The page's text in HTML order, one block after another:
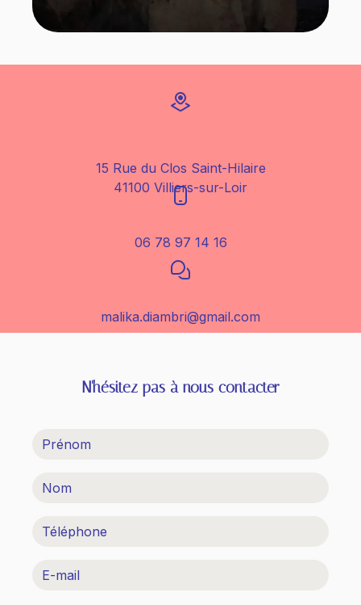
15 Rue du Clos Saint-Hilaire
41100 Villiers-sur-Loir
06 78 97 14 16
malika.diambri@gmail.com
N'hésitez pas à nous contacter